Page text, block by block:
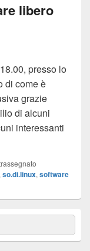
libero
presso lo
di come è
grazie
di alcuni
interessanti
software
so.di.linux, software